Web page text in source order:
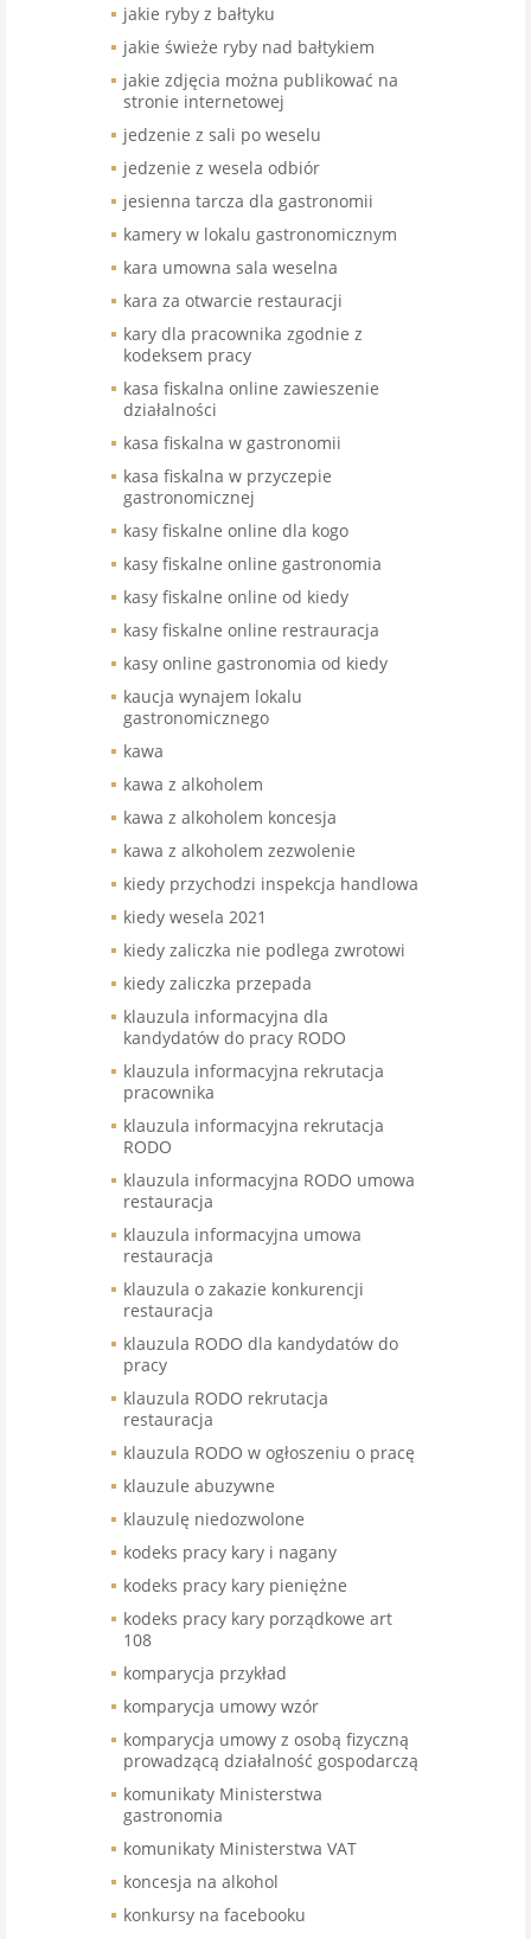
jakie ryby z bałtyku
jakie świeże ryby nad bałtykiem
jakie zdjęcia można publikować na
stronie internetowej
jedzenie z sali po weselu
jedzenie z wesela odbiór
jesienna tarcza dla gastronomii
kamery w lokalu gastronomicznym
kara umowna sala weselna
kara za otwarcie restauracji
kary dla pracownika zgodnie z
kodeksem pracy
kasa fiskalna online zawieszenie
działalności
kasa fiskalna w gastronomii
kasa fiskalna w przyczepie
gastronomicznej
kasy fiskalne online dla kogo
kasy fiskalne online gastronomia
kasy fiskalne online od kiedy
kasy fiskalne online restrauracja
kasy online gastronomia od kiedy
kaucja wynajem lokalu
gastronomicznego
kawa
kawa z alkoholem
kawa z alkoholem koncesja
kawa z alkoholem zezwolenie
kiedy przychodzi inspekcja handlowa
kiedy wesela 2021
kiedy zaliczka nie podlega zwrotowi
kiedy zaliczka przepada
klauzula informacyjna dla
kandydatów do pracy RODO
klauzula informacyjna rekrutacja
pracownika
klauzula informacyjna rekrutacja
RODO
klauzula informacyjna RODO umowa
restauracja
klauzula informacyjna umowa
restauracja
klauzula o zakazie konkurencji
restauracja
klauzula RODO dla kandydatów do
pracy
klauzula RODO rekrutacja
restauracja
klauzula RODO w ogłoszeniu o pracę
klauzule abuzywne
klauzulę niedozwolone
kodeks pracy kary i nagany
kodeks pracy kary pieniężne
kodeks pracy kary porządkowe art
108
komparycja przykład
komparycja umowy wzór
komparycja umowy z osobą fizyczną
prowadzącą działalność gospodarczą
komunikaty Ministerstwa
gastronomia
komunikaty Ministerstwa VAT
koncesja na alkohol
konkursy na facebooku